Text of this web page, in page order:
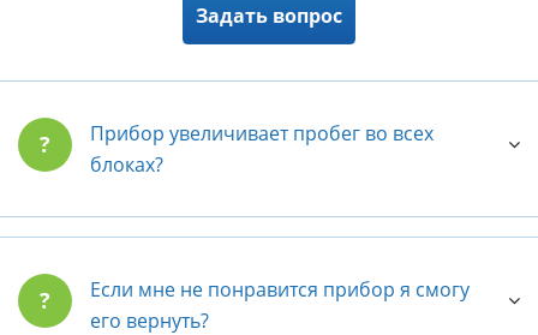
Задать вопрос
?
Прибор увеличивает пробег во всех
блоках?
?
Если мне не понравится прибор я смогу
его вернуть?